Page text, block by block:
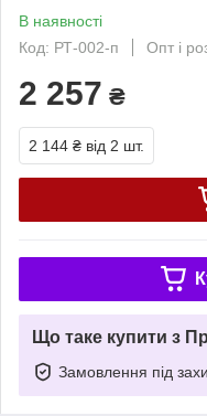
В наявності
Код: РТ-002-п
Опт і
2 257 ₴
2 144 ₴ від 2 шт.
Що таке купити з
Замовлення під